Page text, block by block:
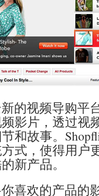
的视频导购平
影片，透过视
和故事。
式，使得用户
新产品。
你喜欢的产品